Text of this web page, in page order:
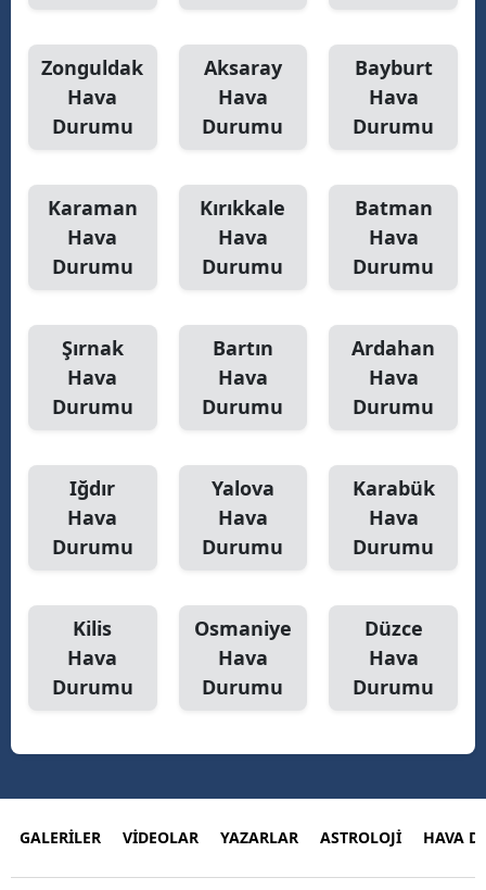
Zonguldak
Hava
Durumu
Aksaray
Hava
Durumu
Bayburt
Hava
Durumu
Karaman
Hava
Durumu
Kırıkkale
Hava
Durumu
Batman
Hava
Durumu
Şırnak
Hava
Durumu
Bartın
Hava
Durumu
Ardahan
Hava
Durumu
Iğdır
Hava
Durumu
Yalova
Hava
Durumu
Karabük
Hava
Durumu
Kilis
Hava
Durumu
Osmaniye
Hava
Durumu
Düzce
Hava
Durumu
GALERİLER VİDEOLAR YAZARLAR ASTROLOJİ HAVA